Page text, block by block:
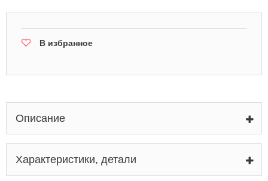
В избранное
Описание
Характеристики, детали